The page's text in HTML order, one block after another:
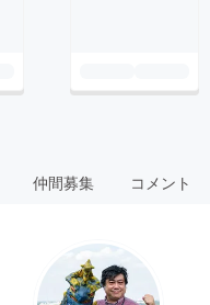
仲間募集 コメント